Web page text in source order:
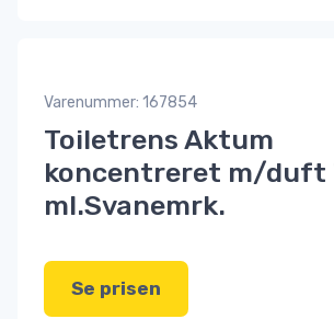
Varenummer: 167854
Toiletrens Aktum
koncentreret m/duft
ml.Svanemrk.
Se prisen